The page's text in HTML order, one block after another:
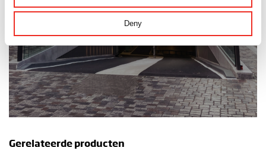
Deny
Ontdek de mogelijkheden
Gerelateerde producten